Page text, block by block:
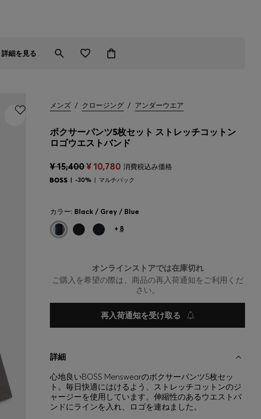
詳細を見る
メンズ / クロージング / アンダーウエア
ボクサーパンツ5枚セット ストレッチコットン
ロゴウエストバンド
¥ 15,400¥ 10,780 消費税込み価格
-30% マルチパック
カラー: Black / Grey / Blue
+ 8
オンラインストアでは在庫切れ
ご購入を希望の際は、商品の再入荷通知をご利用くだ
さい。
再入荷通知を受け取る
詳細
心地良いBOSS Menswearのボクサーパンツ5枚セッ
ト。毎日快適にはけるよう、ストレッチコットンのジ
ャージーを使用しています。伸縮性のあるウエストバ
ンドにラインを入れ、ロゴを連ねました。